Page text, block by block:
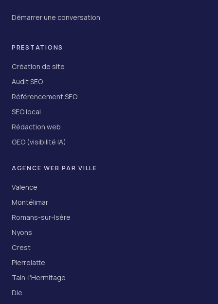
Démarrer une conversation
PRESTATIONS
Création de site
Audit SEO
Référencement SEO
SEO local
Rédaction web
GEO (visibilité IA)
AGENCE WEB PAR VILLE
Valence
Montélimar
Romans-sur-Isère
Nyons
Crest
Pierrelatte
Tain-l'Hermitage
Die